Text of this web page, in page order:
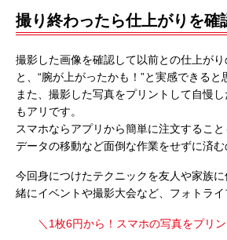
撮り終わったら仕上がりを確
撮影した画像を確認して以前との仕上が
と、“腕が上がったかも！”と実感できると
また、撮影した写真をプリントして自慢
もアリです。
スマホならアプリから簡単に注文するこ
データの移動など面倒な作業をせずに済む
今回身につけたテクニックを友人や家族
緒にイベントや撮影大会など、フォトライ
＼1枚6円から！スマホの写真をプリ